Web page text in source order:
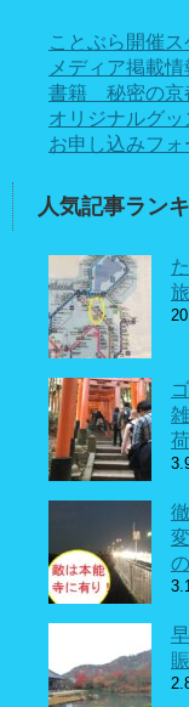
ことぶら開催
メディア掲載情
書籍 秘密の京
オリジナルグッ
お申し込みフォ
人気記事ラン